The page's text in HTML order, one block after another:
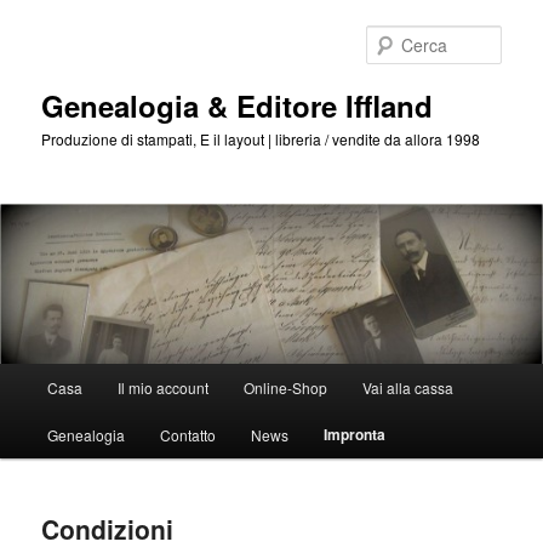
Genealogia & Editore Iffland
Produzione di stampati, E il layout | libreria / vendite da allora 1998
Casa Il mio account Online-Shop Vai alla cassa
Genealogia Contatto News Impronta
Condizioni